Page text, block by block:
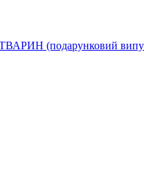
(подарунковий